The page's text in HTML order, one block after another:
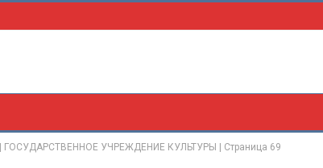
УЧРЕЖДЕНИЕ КУЛЬТУРЫ | Страница 69